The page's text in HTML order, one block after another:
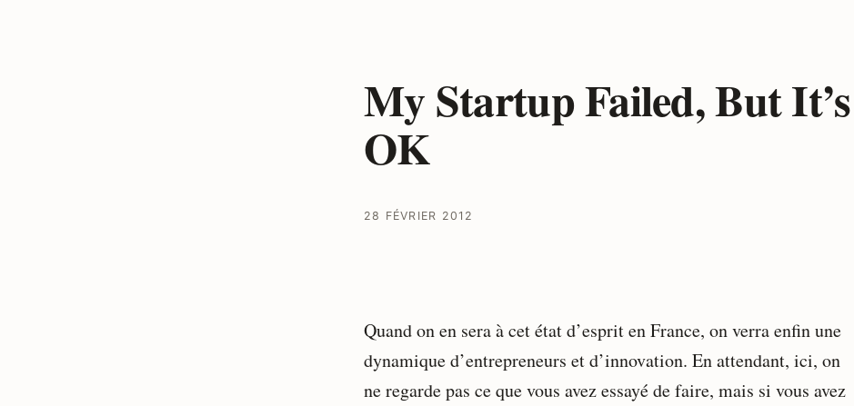
My Startup Failed, But It’s
OK
28 FÉVRIER 2012
Quand on en sera à cet état d’esprit en France, on verra enfin une
dynamique d’entrepreneurs et d’innovation. En attendant, ici, on
ne regarde pas ce que vous avez essayé de faire, mais si vous avez